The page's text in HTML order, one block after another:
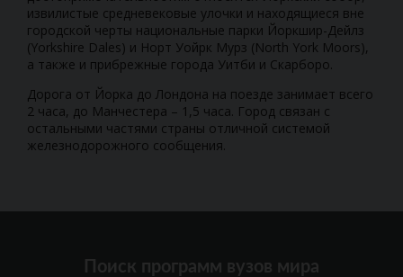
извилистые средневековые улочки и находящиеся вне
городской черты национальные парки Йоркшир-Дейлз
(Yorkshire Dales) и Норт Уойрк Мурз (North York Moors),
а также и прибрежные города Уитби и Скарборо.
Дорога от Йорка до Лондона на поезде занимает всего
2 часа, до Манчестера – 1,5 часа. Город связан с
остальными частями страны отличной системой
железнодорожного сообщения.
Поиск программ вузов мира